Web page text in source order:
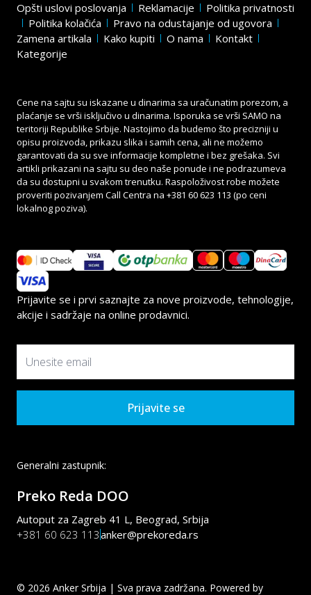
Opšti uslovi poslovanja Reklamacije
Politika privatnosti
Politika kolačića
Pravo na odustajanje od ugovora
Zamena artikala
Kako kupiti O nama
Kontakt
Kategorije
Cene na sajtu su iskazane u dinarima sa uračunatim porezom, a
plaćanje se vrši isključivo u dinarima. Isporuka se vrši SAMO na
teritoriji Republike Srbije. Nastojimo da budemo što precizniji u
opisu proizvoda, prikazu slika i samih cena, ali ne možemo
garantovati da su sve informacije kompletne i bez grešaka. Svi
artikli prikazani na sajtu su deo naše ponude i ne podrazumeva
da su dostupni u svakom trenutku. Raspoloživost robe možete
proveriti pozivanjem Call Centra na +381 60 623 113 (po ceni
lokalnog poziva).
Prijavite se i prvi saznajte za nove proizvode, tehnologije,
akcije i sadržaje na online prodavnici.
Prijavite se
Generalni zastupnik:
Preko Reda DOO
Autoput za Zagreb 41 L, Beograd, Srbija
+381 60 623 113anker@prekoreda.rs
© 2026 Anker Srbija | Sva prava zadržana. Powered by